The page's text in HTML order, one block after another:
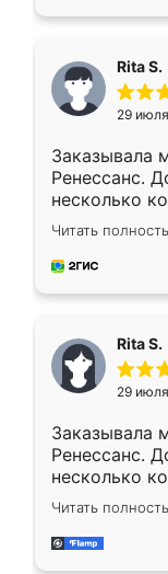
Rita S.
29
Заказывала
Ренессанс.
несколько
эту. Сначала
приехал
и снял
каких-либо
довольна,
Читать
Rita S.
29
Заказывала
Ренессанс.
несколько
эту. Сначала
приехал
и снял
Читать